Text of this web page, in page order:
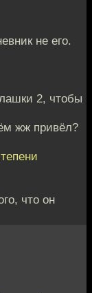
не его.
2, чтобы
жж привёл?
что он